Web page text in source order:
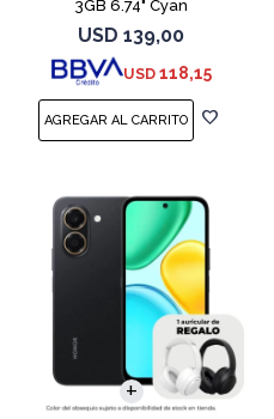
3GB 6.74" Cyan
USD 139,00
USD 118,15
COMPARAR